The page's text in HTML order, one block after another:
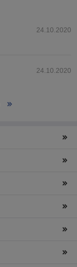
24.10.2020
24.10.2020